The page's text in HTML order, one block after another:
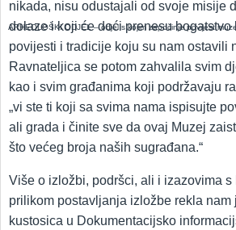
ARHEOLOŠKI ODJEL – odjel s kojim započinje povijest
nikada, nisu odustajali od svoje misije
dolaze i koji će doći prenesu bogatstvo
povijesti i tradicije koju su nam ostavili
Ravnateljica se potom zahvalila svim
kao i svim građanima koji podržavaju
„vi ste ti koji sa svima nama ispisujte
ali grada i činite sve da ovaj Muzej
što većeg broja naših sugrađana.“
Više o izložbi, podršci, ali i izazovima s
prilikom postavljanja izložbe rekla nam
kustosica u Dokumentacijsko